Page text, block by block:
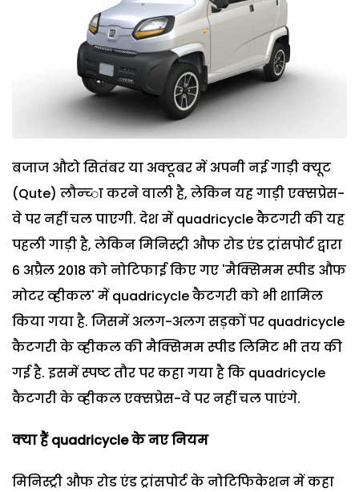
बजाज औटो सितंबर या अक्‍टूबर में अपनी नई गाड़ी क्‍यूट
(Qute) लौन्‍च्‍ा करने वाली है, लेकिन यह गाड़ी एक्‍सप्रेस-
वे पर नहीं चल पाएगी. देश में quadricycle कैटगरी की यह
पहली गाड़ी है, लेकिन मिनिस्‍ट्री औफ रोड एंड ट्रांसपोर्ट द्वारा
6 अप्रैल 2018 को नोटिफाई किए गए 'मैक्सिमम स्‍पीड औफ
मोटर व्‍हीकल' में quadricycle कैटगरी को भी शामिल
किया गया है. जिसमें अलग-अलग सड़कों पर quadricycle
कैटगरी के व्‍हीकल की मैक्सिमम स्‍पीड लिमिट भी तय की
गई है. इसमें स्‍पष्‍ट तौर पर कहा गया है कि quadricycle
कैटगरी के व्‍हीकल एक्‍सप्रेस-वे पर नहीं चल पाएंगे.
क्‍या हैं quadricycleके नए नियम
मिनिस्‍ट्री औफ रोड एंड ट्रांसपोर्ट के नोटिफिकेशन में कहा